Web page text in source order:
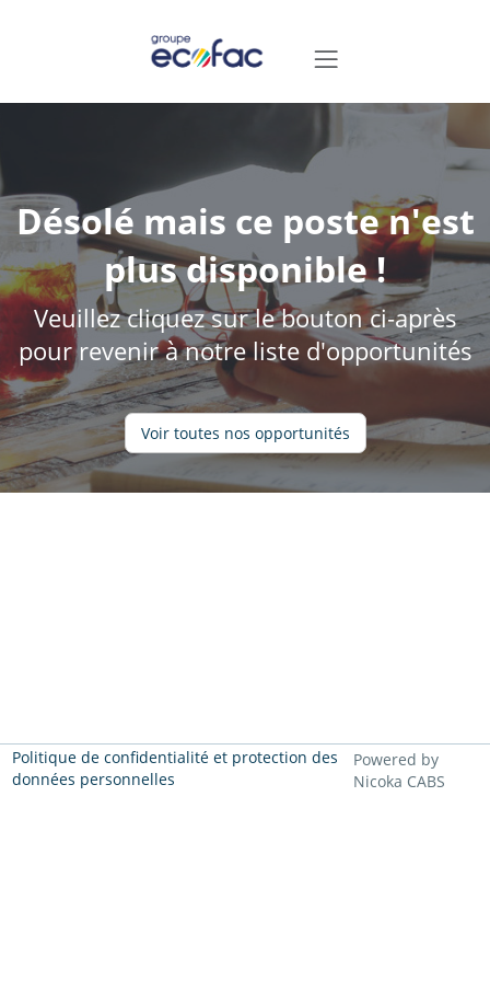
Désolé mais ce poste n'est
plus disponible !
Veuillez cliquez sur le bouton ci-après
pour revenir à notre liste d'opportunités
Voir toutes nos opportunités
Politique de confidentialité et protection des
données personnelles
Powered by
Nicoka CABS